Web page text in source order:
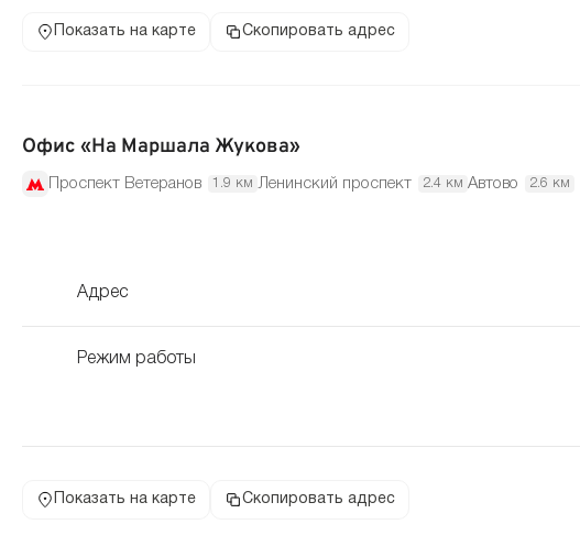
Показать на карте Скопировать адрес
Офис «На Маршала Жукова»
Проспект Ветеранов 1.9 км Ленинский проспект 2.4 км Автово 2.6 км
Адрес
Режим работы
Показать на карте Скопировать адрес